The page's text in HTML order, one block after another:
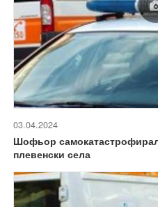
03.04.2024
Шофьор
плевенски села